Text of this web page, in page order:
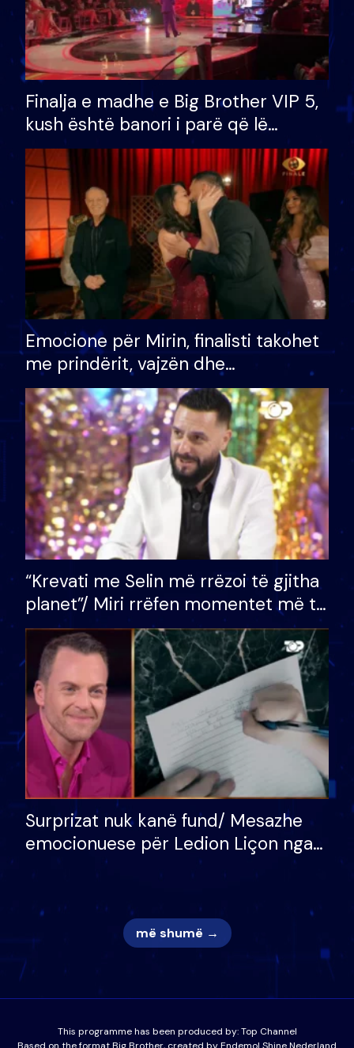
Finalja e madhe e Big Brother VIP 5,
kush është banori i parë që lë
shtëpinë dhe humb mundësinë për
të fituar çmimin e madh
Emocione për Mirin, finalisti takohet
me prindërit, vajzën dhe
bashkëshorten: S’kemi ndonjë letër
divorci apo jo?
“Krevati me Selin më rrëzoi të gjitha
planet”/ Miri rrëfen momentet më të
bukura në shtëpinë e BB VIP: Do më
mungojë zilja e mëngjesit kur…
Surprizat nuk kanë fund/ Mesazhe
emocionuese për Ledion Liçon nga
nëna dhe fëmijët e tij, moderatori
më shumë →
This programme has been produced by:Top Channel